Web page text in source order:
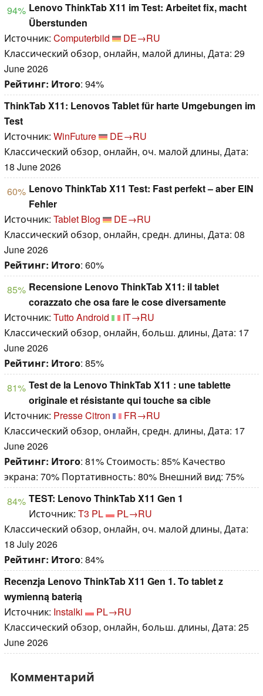
94% Lenovo ThinkTab X11 im Test: Arbeitet fix, macht
Überstunden
Источник: Computerbild
DE→RU
Классический обзор, онлайн, малой длины, Дата: 29
June 2026
Рейтинг: Итого: 94%
ThinkTab X11: Lenovos Tablet für harte Umgebungen im
Test
Источник: WinFuture
DE→RU
Классический обзор, онлайн, оч. малой длины, Дата:
18 June 2026
60% Lenovo ThinkTab X11 Test: Fast perfekt – aber EIN
Fehler
Источник: Tablet Blog
DE→RU
Классический обзор, онлайн, средн. длины, Дата: 08
June 2026
Рейтинг: Итого: 60%
85% Recensione Lenovo ThinkTab X11: il tablet
corazzato che osa fare le cose diversamente
Источник: Tutto Android
IT→RU
Классический обзор, онлайн, больш. длины, Дата: 17
June 2026
Рейтинг: Итого: 85%
81% Test de la Lenovo ThinkTab X11 : une tablette
originale et résistante qui touche sa cible
Источник: Presse Citron
FR→RU
Классический обзор, онлайн, средн. длины, Дата: 17
June 2026
Рейтинг: Итого: 81% Стоимость: 85% Качество
экрана: 70% Портативность: 80% Внешний вид: 75%
84% TEST: Lenovo ThinkTab X11 Gen 1
Источник: T3 PL
PL→RU
Классический обзор, онлайн, оч. малой длины, Дата:
18 July 2026
Рейтинг: Итого: 84%
Recenzja Lenovo ThinkTab X11 Gen 1. To tablet z
wymienną baterią
Источник: Instalki
PL→RU
Классический обзор, онлайн, больш. длины, Дата: 25
June 2026
Комментарий